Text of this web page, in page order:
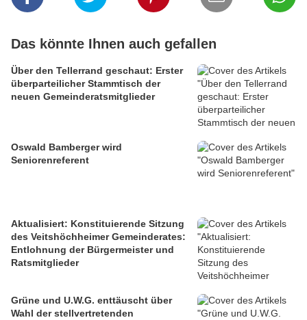
Das könnte Ihnen auch gefallen
Über den Tellerrand geschaut: Erster
überparteilicher Stammtisch der
neuen Gemeinderatsmitglieder
Oswald Bamberger wird
Seniorenreferent
Aktualisiert: Konstituierende Sitzung
des Veitshöchheimer Gemeinderates:
Entlohnung der Bürgermeister und
Ratsmitglieder
Grüne und U.W.G. enttäuscht über
Wahl der stellvertretenden